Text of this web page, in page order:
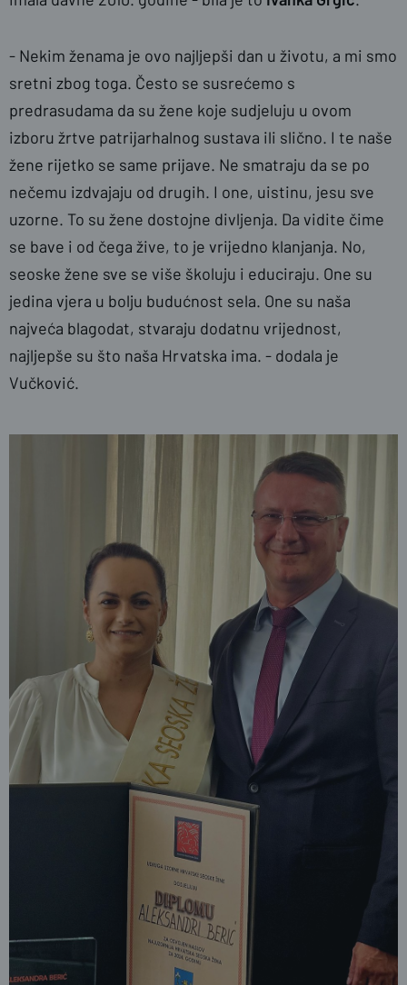
- Nekim ženama je ovo najljepši dan u životu, a mi smo
sretni zbog toga. Često se susrećemo s
predrasudama da su žene koje sudjeluju u ovom
izboru žrtve patrijarhalnog sustava ili slično. I te naše
žene rijetko se same prijave. Ne smatraju da se po
nečemu izdvajaju od drugih. I one, uistinu, jesu sve
uzorne. To su žene dostojne divljenja. Da vidite čime
se bave i od čega žive, to je vrijedno klanjanja. No,
seoske žene sve se više školuju i educiraju. One su
jedina vjera u bolju budućnost sela. One su naša
najveća blagodat, stvaraju dodatnu vrijednost,
najljepše su što naša Hrvatska ima. - dodala je
Vučković.